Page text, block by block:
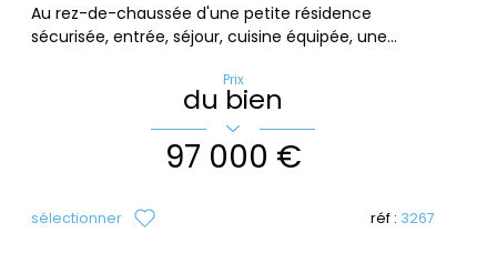
Au rez-de-chaussée d'une petite résidence
sécurisée, entrée, séjour, cuisine équipée, une...
Prix
du bien
97 000 €
sélectionner réf : 3267